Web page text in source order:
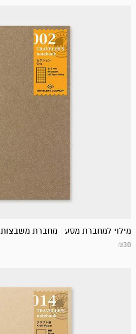
מילוי למחברת מסע | מחברת משבצות
₪30